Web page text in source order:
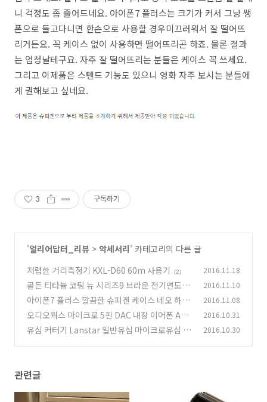
니 걱정도 좀 줄어드네요. 아이폰7 플러스는 크기가 커서 그냥 쌩
폰으로 들고다니면 한손으로 사용할 경우미끄러워서 잘 떨어뜨
리거든요. 꼭 케이스 없이 사용하면 떨어뜨리곤 하죠. 물론 결과
는 엄청날테구요. 자주 잘 떨어뜨리는 분들은 케이스 꼭 쓰세요.
그리고 이제품은 스텐드 기능도 있으니 영화 자주 보시는 분들에
게 권해보고 싶네요.
3 구독하기
'얼리어답터_리뷰 > 악세서리' 카테고리의 다른 글
저렴한 거리측정기 KXL-D60 60m 사용기
(2) 2016.11.18
골든 티타늄 코팅 뉴 시리즈9 브라운 전기면도기
9280cc (1)
2016.11.10
아이폰7 플러스 깔끔한 슈피겐 케이스 네오 하이
브리드
(1)
2016.11.08
오디오웍스 마이크로 5핀 DAC 내장 이어폰 AW-
M100
(2)
2016.10.31
유심 커터기 Lanstar 일반유심 마이크로유심 나
2016.10.30
관련글